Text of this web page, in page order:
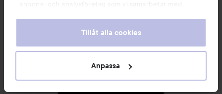
annons- och analysföretag som vi samarbetar med.
information som du har tillhandahållit eller som de har
våra cookies vid fortsatt användande av vår webbplats.
För information om hur du kan ändra inställningarna för
Tillåt alla cookies
Anpassa
Du kanske också gillar